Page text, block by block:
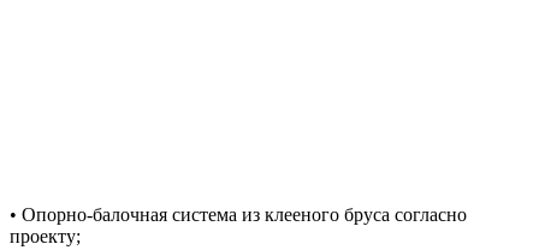
• Опорно-балочная система из клееного бруса согласно
проекту;